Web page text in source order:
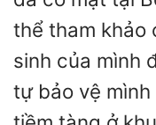
thể tham khảo
sinh của mình
tự bảo vệ